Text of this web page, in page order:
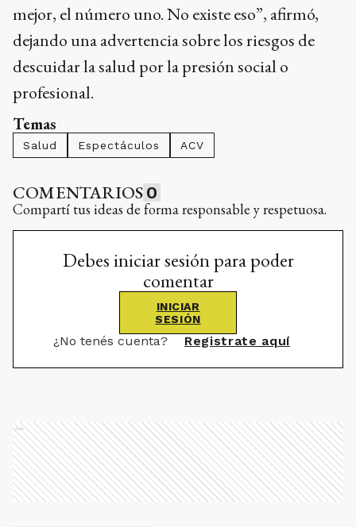
mejor, el número uno. No existe eso”, afirmó,
dejando una advertencia sobre los riesgos de
descuidar la salud por la presión social o
profesional.
Temas
Salud Espectáculos ACV
COMENTARIOS 0
Compartí tus ideas de forma responsable y respetuosa.
Debes iniciar sesión para poder
comentar
INICIAR
SESIÓN
¿No tenés cuenta? Registrate aquí
Ads